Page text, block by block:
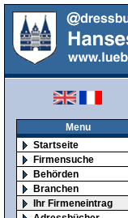
Menu
Startseite
Firmensuche
Behörden
Branchen
Ihr Firmeneintrag